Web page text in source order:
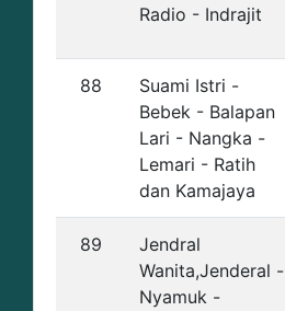
Radio - Indrajit
88
Suami Istri -
Bebek - Balapan
Lari - Nangka -
Lemari - Ratih
dan Kamajaya
89
Jendral
Wanita,Jenderal -
Nyamuk -